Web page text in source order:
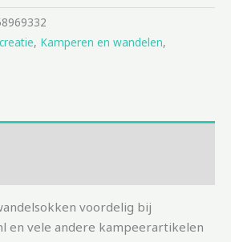
, Kamperen en wandelen,
voordelig bij
en vele andere kampeerartikelen